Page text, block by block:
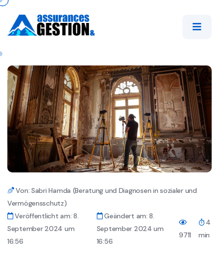
Von: Sabri Hamda (Beratung und Diagnosen in sozialer und
Vermögensschutz)
Veröffentlicht am: 8.
September 2024 um
16:56
Geändert am: 8.
September 2024 um
16:56
9711
4
min